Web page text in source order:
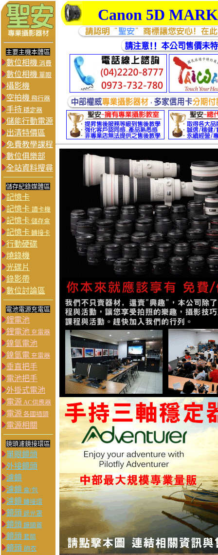
Canon 5D
主要主機本體區
數位相機 消費
數位相機 單眼
攝影機
空拍機 飛行器
手持 穩定器
儲能行動電源
出清特價區
免費教學課程
數位俱樂部
全站資料搜尋
儲存紀錄媒體區
記憶卡
記憶卡 讀卡機
記憶卡 儲存盒
記憶卡 轉接卡
行動硬碟
燒錄機
光碟片
錄影帶
數位討論區
電池電源充電區
鋰電池
鋰電池 充電器
鎳氫電池
鎳氫電 充電器
垂直把手
電池把手
外掛式電池
電源 AC供應器
電源 各國插頭
電源相關
鏡頭濾鏡接環區
單眼鏡頭
外接鏡頭
濾鏡
濾鏡 盒/包
濾鏡 轉接環
鏡頭 遮光罩
鏡頭 鏡頭蓋
鏡頭 套筒
鏡頭 砲衣